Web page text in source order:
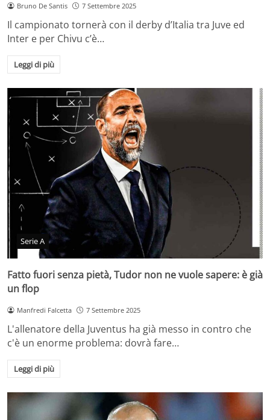
Bruno De Santis 7 Settembre 2025
Il campionato tornerà con il derby d’Italia tra Juve ed
Inter e per Chivu c’è…
Leggi di più
Serie A
Fatto fuori senza pietà, Tudor non ne vuole sapere: è già
un flop
Manfredi Falcetta 7 Settembre 2025
L'allenatore della Juventus ha già messo in contro che
c'è un enorme problema: dovrà fare…
Leggi di più